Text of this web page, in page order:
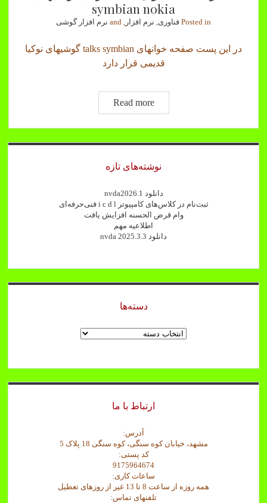
symbian nokia
Posted in فناوری, نرم افزار , and نرم افزار گوشی
در این پست صفحه خوانهای talks symbian گوشیهای نوکیا
قدیمی قرار دارد
Read moreدانلود
صفحه
خوان
talks
گوشیهای
nokia
نوشته‌های تازه
دانلود nvda2026.1
ثبت‌نام در کلاس‌های کامپیوتر i c d l فنی‌حرفه‌ای
وام قرض الحسنه افزایش یافت
اطلاعیه مهم
دانلود nvda 2025.3.3
دسته‌ها
دسته‌ها
ارتباط با ما
آدرس:
مشهد، خیابان کوه سنگی، کوه سنگی 18 پلاک 5
کد پستی:
9175964674
ساعات کاری:
همه روزه از ساعت 8 تا 13 غیر از روزهای تعطیل
تلفنهای تماس: